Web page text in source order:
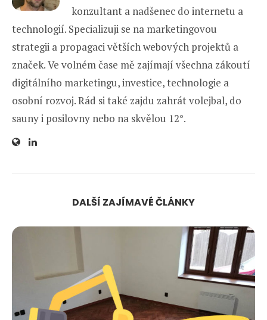
konzultant a nadšenec do internetu a
technologií. Specializuji se na marketingovou
strategii a propagaci větších webových projektů a
značek. Ve volném čase mě zajímají všechna zákoutí
digitálního marketingu, investice, technologie a
osobní rozvoj. Rád si také zajdu zahrát volejbal, do
sauny i posilovny nebo na skvělou 12°.
DALŠÍ ZAJÍMAVÉ ČLÁNKY